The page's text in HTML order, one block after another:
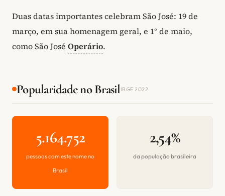
Duas datas importantes celebram São José: 19 de
março, em sua homenagem geral, e 1° de maio,
como São José Operário.
Popularidade no BrasilIBGE 2022
5.164.752
pessoas com este nome no
Brasil
2,54%
da população brasileira